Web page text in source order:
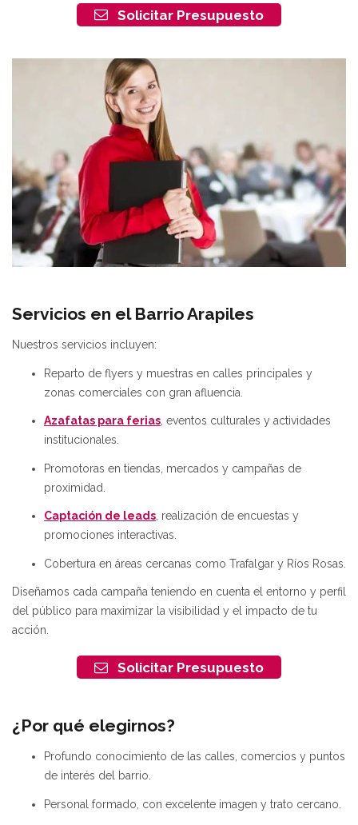
Solicitar Presupuesto
Servicios en el Barrio Arapiles
Nuestros servicios incluyen:
Reparto de flyers y muestras en calles principales y
zonas comerciales con gran afluencia.
Azafatas para ferias, eventos culturales y actividades
institucionales.
Promotoras en tiendas, mercados y campañas de
proximidad.
Captación de leads, realización de encuestas y
promociones interactivas.
Cobertura en áreas cercanas como Trafalgar y Ríos Rosas.
Diseñamos cada campaña teniendo en cuenta el entorno y perfil
del público para maximizar la visibilidad y el impacto de tu
acción.
Solicitar Presupuesto
¿Por qué elegirnos?
Profundo conocimiento de las calles, comercios y puntos
de interés del barrio.
Personal formado, con excelente imagen y trato cercano.